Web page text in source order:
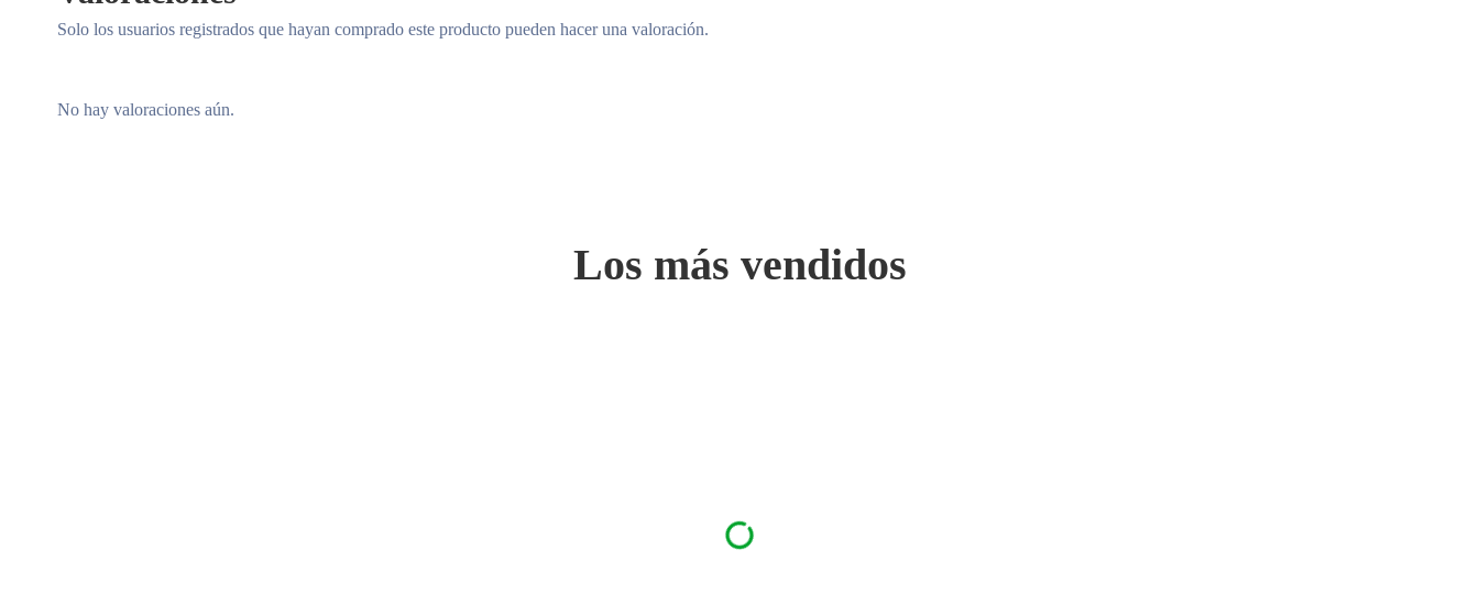
No hay valoraciones aún.
Solo los usuarios registrados que hayan comprado este producto pueden hacer una valoración.
Los más vendidos